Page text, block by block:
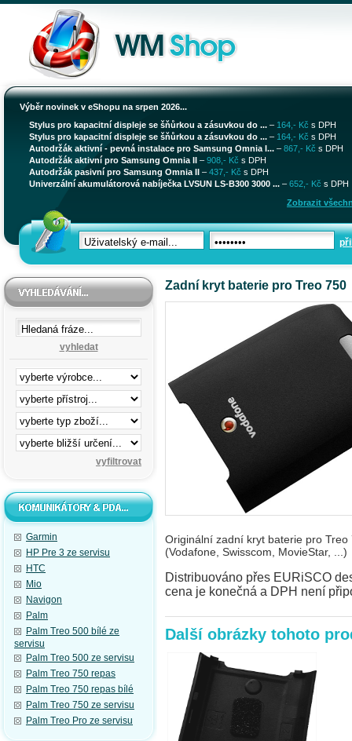
Výběr novinek v eShopu na srpen 2026...
Stylus pro kapacitní displeje se šňůrkou a zásuvkou do ... – 164,- Kč s DPH
Stylus pro kapacitní displeje se šňůrkou a zásuvkou do ... – 164,- Kč s DPH
Autodržák aktivní - pevná instalace pro Samsung Omnia I... – 867,- Kč s DPH
Autodržák aktivní pro Samsung Omnia II – 908,- Kč s DPH
Autodržák pasivní pro Samsung Omnia II – 437,- Kč s DPH
Univerzální akumulátorová nabíječka LVSUN LS-B300 3000 ... – 652,- Kč s DPH
Zobrazit
vyhledat
Garmin
HP Pre 3 ze servisu
HTC
Mio
Navigon
Palm
Palm Treo 500 bílé ze
servisu
Palm Treo 500 ze servisu
Palm Treo 750 repas
Palm Treo 750 repas bílé
Palm Treo 750 ze servisu
Palm Treo Pro ze servisu
Zadní kryt baterie pro Treo 750
Originální zadní kryt baterie pro
(Vodafone, Swisscom, MovieStar, ...)
Distribuováno přes EURiSCO
cena je konečná a DPH není
Další obrázky tohoto